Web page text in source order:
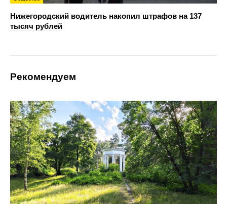
Нижегородский водитель накопил штрафов на 137
тысяч рублей
Рекомендуем